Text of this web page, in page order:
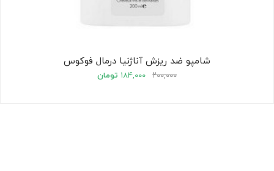
شامپو ضد ریزش آناژنیا درمال فوکوس
۲۰۰,۰۰۰ ۱۸۴,۰۰۰ تومان